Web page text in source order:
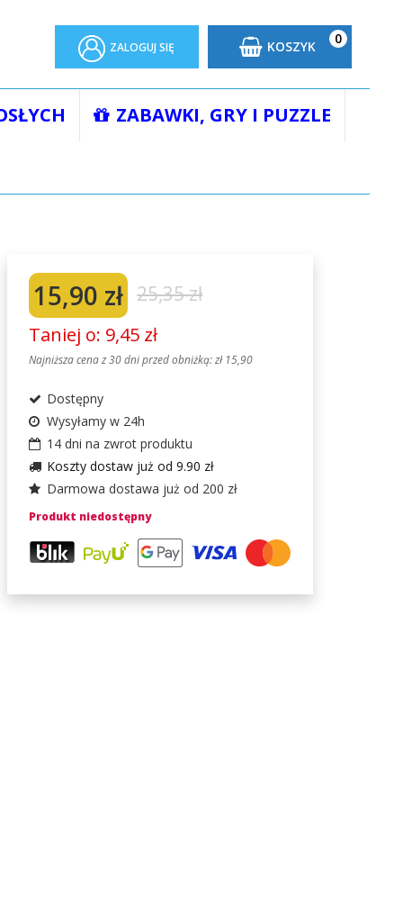
ZALOGUJ SIĘ KOSZYK 0
ZABAWKI, GRY I PUZZLE
15,90 zł 25,35 zł
Taniej o: 9,45 zł
Najniższa cena z 30 dni przed obniżką:zł 15,90
Dostępny
Wysyłamy w 24h
14 dni na zwrot produktu
Koszty dostaw już od 9.90 zł
Darmowa dostawa już od 200 zł
Produkt niedostępny